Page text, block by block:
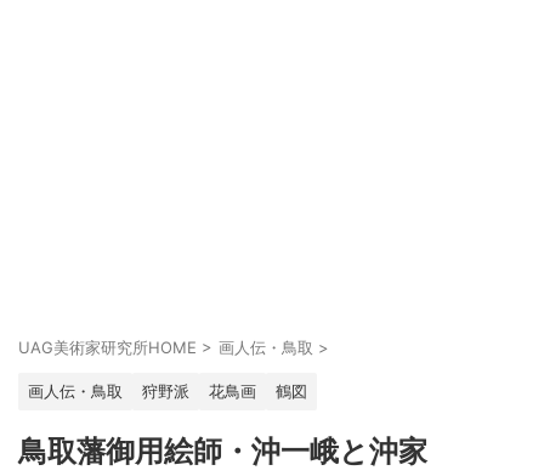
UAG美術家研究所HOME > 画人伝・鳥取 >
画人伝・鳥取 狩野派 花鳥画 鶴図
鳥取藩御用絵師・沖一峨と沖家